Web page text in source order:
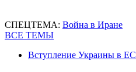
СПЕЦТЕМА: Война в Иране
ВСЕ ТЕМЫ
Вступление Украины в ЕС